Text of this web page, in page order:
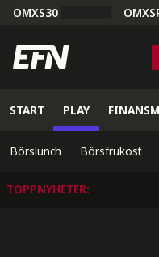
OMXS30
START PLAY
Börslunch Börsfrukost
TOPPNYHETER: